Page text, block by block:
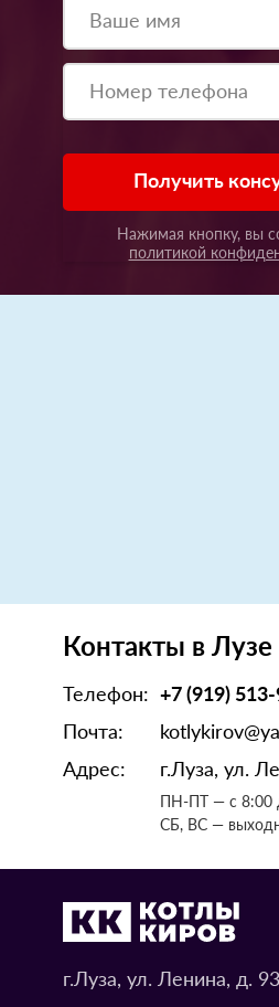
Получить
Нажимая кнопку, вы
политикой
Контакты в Лузе
Телефон: +7 (919)
Почта:
Адрес:
г.Луза, ул.
ПН-ПТ — с 8:00
СБ, ВС —
г.Луза, ул. Ленина, д. 93